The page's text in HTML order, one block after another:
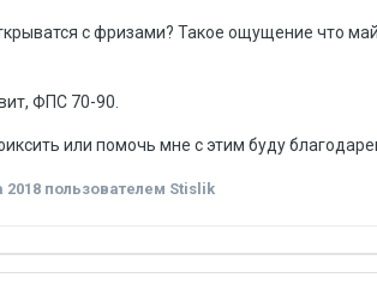
с фризами? Такое ощущение что
ФПС 70-90.
или помочь мне с этим буду
2018 пользователем Stislik